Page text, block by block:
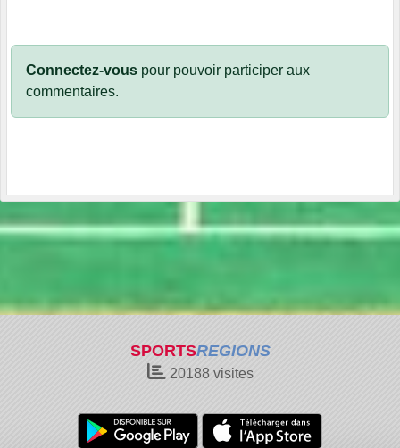
Connectez-vous pour pouvoir participer aux
commentaires.
SPORTSREGIONS
20188visites